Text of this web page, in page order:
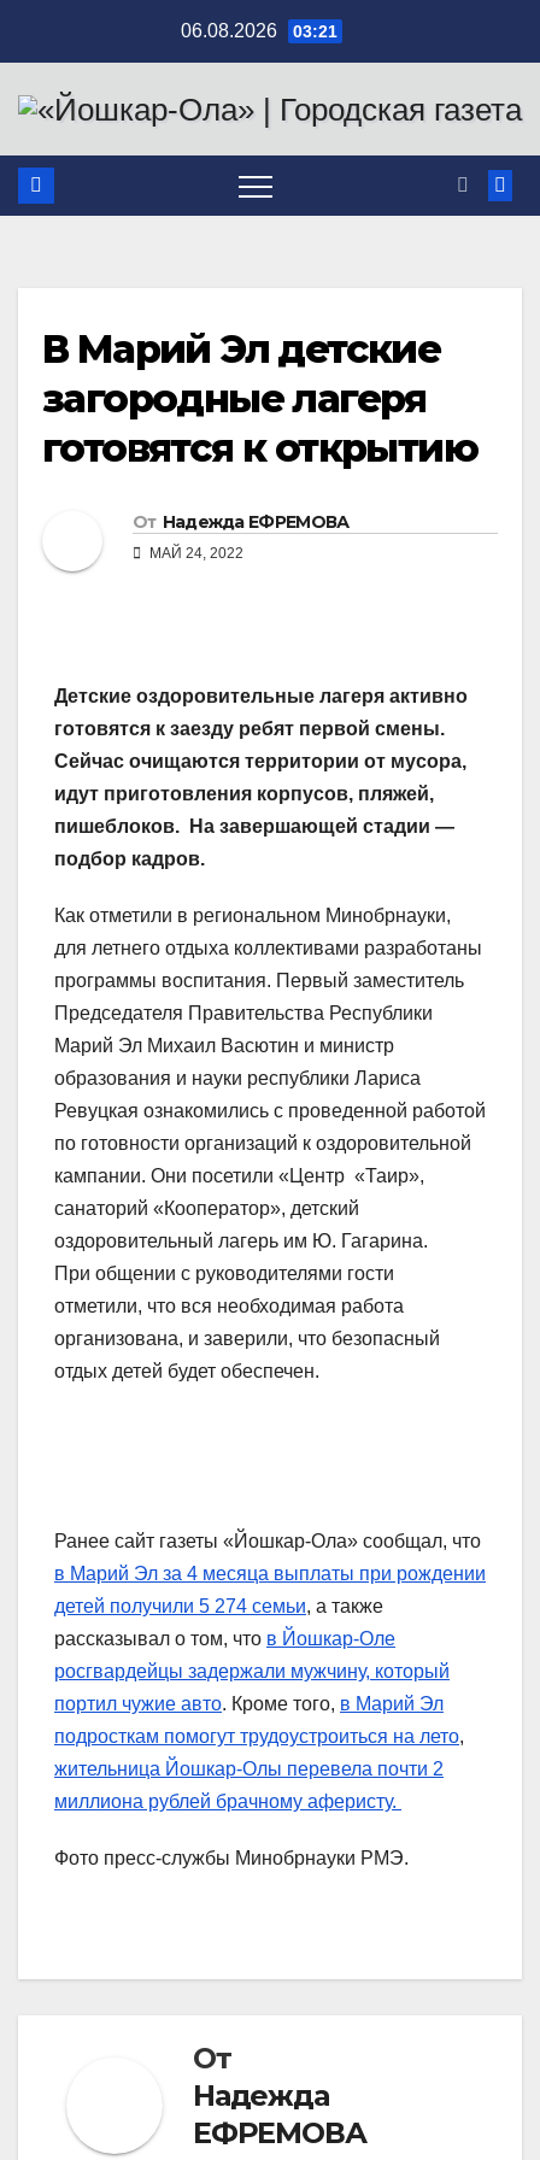
содержимому
06.08.2026 03:21
В Марий Эл детские
загородные лагеря
готовятся к открытию
От Надежда ЕФРЕМОВА
МАЙ 24, 2022
Детские оздоровительные лагеря активно
готовятся к заезду ребят первой смены.
Сейчас очищаются территории от мусора,
идут приготовления корпусов, пляжей,
пишеблоков. На завершающей стадии —
подбор кадров.
Как отметили в региональном Минобрнауки,
для летнего отдыха коллективами разработаны
программы воспитания. Первый заместитель
Председателя Правительства Республики
Марий Эл Михаил Васютин и министр
образования и науки республики Лариса
Ревуцкая ознакомились с проведенной работой
по готовности организаций к оздоровительной
кампании. Они посетили «Центр «Таир»,
санаторий «Кооператор», детский
оздоровительный лагерь им Ю. Гагарина.
При общении с руководителями гости
отметили, что вся необходимая работа
организована, и заверили, что безопасный
отдых детей будет обеспечен.
Ранее сайт газеты «Йошкар-Ола» сообщал, что
в Марий Эл за 4 месяца выплаты при рождении
детей получили 5 274 семьи, а также
рассказывал о том, что в Йошкар-Оле
росгвардейцы задержали мужчину, который
портил чужие авто. Кроме того, в Марий Эл
подросткам помогут трудоустроиться на лето,
жительница Йошкар-Олы перевела почти 2
миллиона рублей брачному аферисту.
Фото пресс-службы Минобрнауки РМЭ.
От
Надежда
ЕФРЕМОВА